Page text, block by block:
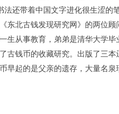
还带着中国文字进化很生涩的
东北古钱发现研究网》的两位顾
生从事教育，弟弟是清华大学毕
古钱币的收藏研究。出版了三本
早起的是父亲的遗存，大量名泉